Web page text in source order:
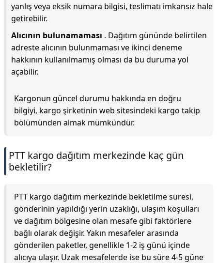
yanlış veya eksik numara bilgisi, teslimatı imkansız hale
getirebilir.
Alıcının bulunamaması . Dağıtım gününde belirtilen
adreste alıcının bulunmaması ve ikinci deneme
hakkının kullanılmamış olması da bu duruma yol
açabilir.
Kargonun güncel durumu hakkında en doğru
bilgiyi, kargo şirketinin web sitesindeki kargo takip
bölümünden almak mümkündür.
PTT kargo dağıtım merkezinde kaç gün
bekletilir?
PTT kargo dağıtım merkezinde bekletilme süresi,
gönderinin yapıldığı yerin uzaklığı, ulaşım koşulları
ve dağıtım bölgesine olan mesafe gibi faktörlere
bağlı olarak değişir. Yakın mesafeler arasında
gönderilen paketler, genellikle 1-2 iş günü içinde
alıcıya ulaşır. Uzak mesafelerde ise bu süre 4-5 güne